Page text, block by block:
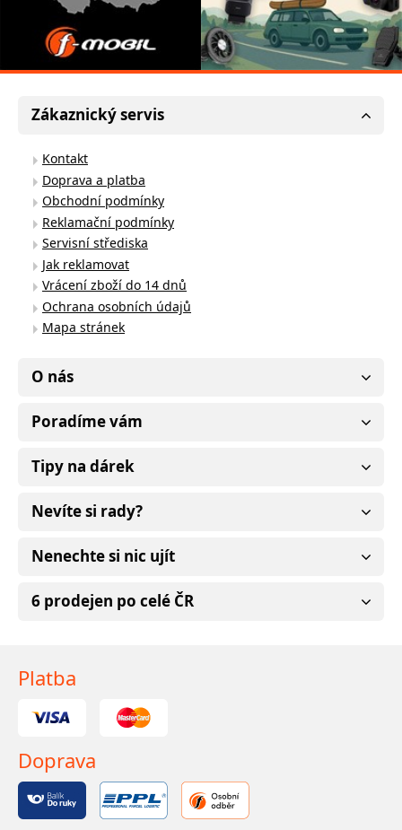
Zákaznický servis
Kontakt
Doprava a platba
Obchodní podmínky
Reklamační podmínky
Servisní střediska
Jak reklamovat
Vrácení zboží do 14 dnů
Ochrana osobních údajů
Mapa stránek
O nás
Poradíme vám
Tipy na dárek
Nevíte si rady?
Nenechte si nic ujít
6 prodejen po celé ČR
Platba
Doprava